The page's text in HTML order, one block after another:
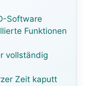
Software
Funktionen
vollständig
Zeit kaputt